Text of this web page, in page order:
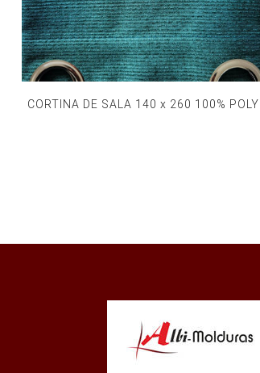
CORTINA DE SALA 140 x 260 100% POLY